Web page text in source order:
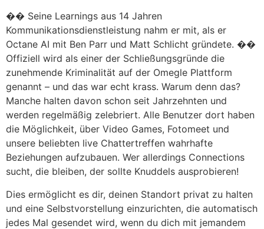
�� Seine Learnings aus 14 Jahren
Kommunikationsdienstleistung nahm er mit, als er
Octane AI mit Ben Parr und Matt Schlicht gründete. ��
Offiziell wird als einer der Schließungsgründe die
zunehmende Kriminalität auf der Omegle Plattform
genannt – und das war echt krass. Warum denn das?
Manche halten davon schon seit Jahrzehnten und
werden regelmäßig zelebriert. Alle Benutzer dort haben
die Möglichkeit, über Video Games, Fotomeet und
unsere beliebten live Chattertreffen wahrhafte
Beziehungen aufzubauen. Wer allerdings Connections
sucht, die bleiben, der sollte Knuddels ausprobieren!
Dies ermöglicht es dir, deinen Standort privat zu halten
und eine Selbstvorstellung einzurichten, die automatisch
jedes Mal gesendet wird, wenn du dich mit jemandem